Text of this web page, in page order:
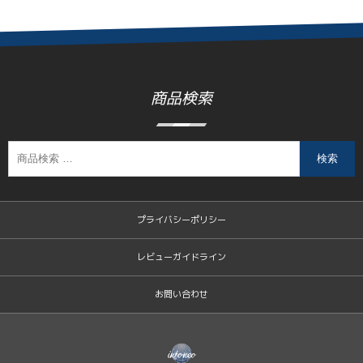
商品検索
検索
プライバシーポリシー
レビューガイドライン
お問い合わせ